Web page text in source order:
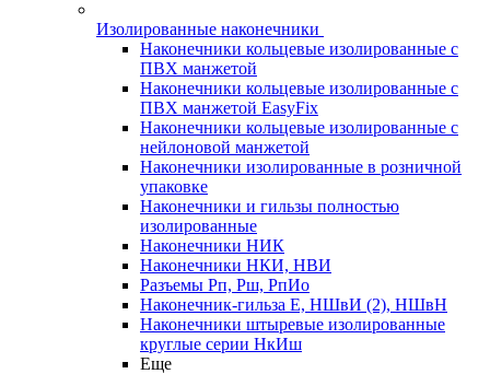
Изолированные наконечники
Наконечники кольцевые изолированные с
ПВХ манжетой
Наконечники кольцевые изолированные с
ПВХ манжетой EasyFix
Наконечники кольцевые изолированные с
нейлоновой манжетой
Наконечники изолированные в розничной
упаковке
Наконечники и гильзы полностью
изолированные
Наконечники НИК
Наконечники НКИ, НВИ
Разъемы Рп, Рш, РпИо
Наконечник-гильза Е, НШвИ (2), НШвН
Наконечники штыревые изолированные
круглые серии НкИш
Еще